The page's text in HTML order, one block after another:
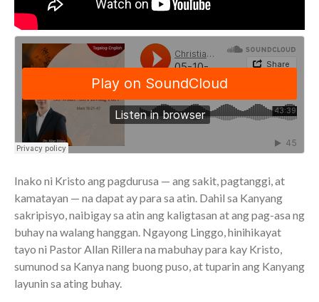
Full Archive
Community
From our Pastors
KiDS
Bible-Rooted
Dig Deep
Psalms Devotionals
Reset
Testimonies
Inako ni Kristo ang pagdurusa — ang sakit, pagtanggi, at
kamatayan — na dapat ay para sa atin. Dahil sa Kanyang
sakripisyo, naibigay sa atin ang kaligtasan at ang pag-asa ng
buhay na walang hanggan. Ngayong Linggo, hinihikayat
tayo ni Pastor Allan Rillera na mabuhay para kay Kristo,
sumunod sa Kanya nang buong puso, at tuparin ang Kanyang
layunin sa ating buhay.